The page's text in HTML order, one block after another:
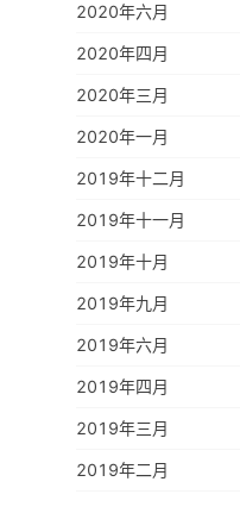
2020年六月
2020年四月
2020年三月
2020年一月
2019年十二月
2019年十一月
2019年十月
2019年九月
2019年六月
2019年四月
2019年三月
2019年二月